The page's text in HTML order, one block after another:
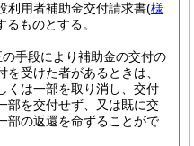
利用者補助金交付請求書(様
ものとする。
手段により補助金の交付の
受けた者があるときは、
くは一部を取り消し、交付
部を交付せず、又は既に交
部の返還を命ずることがで